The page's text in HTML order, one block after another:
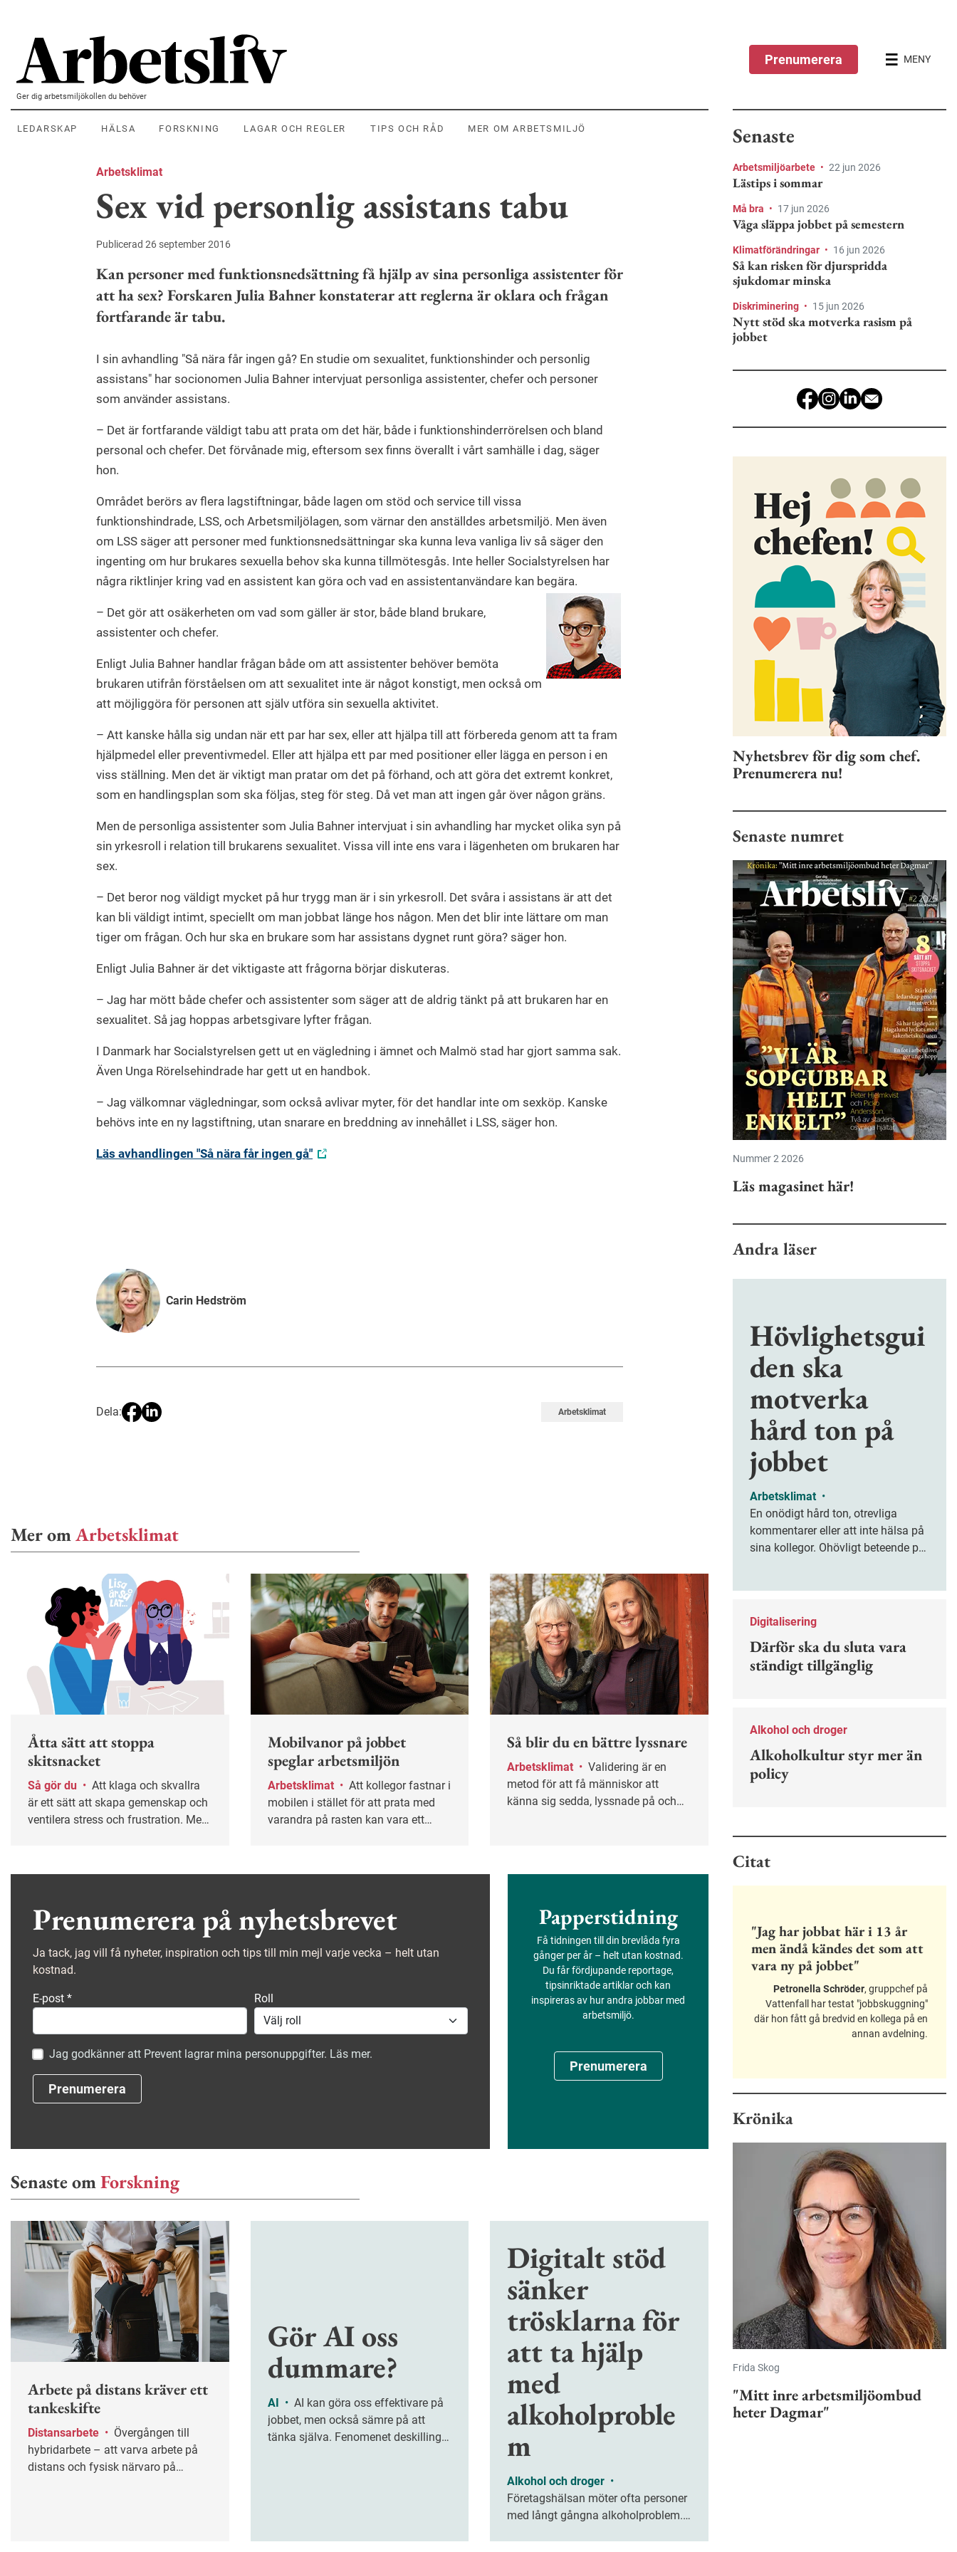
Ger dig arbetsmiljökollen du behöver
LEDARSKAP HÄLSA FORSKNING LAGAR OCH REGLER TIPS OCH RÅD MER OM ARBETSMILJÖ
Prenumerera MENY
Arbetsklimat
Sex vid personlig assistans tabu
Publicerad 26 september 2016
Kan personer med funktionsnedsättning få hjälp av sina personliga assistenter för
att ha sex? Forskaren Julia Bahner konstaterar att reglerna är oklara och frågan
fortfarande är tabu.
I sin avhandling "Så nära får ingen gå? En studie om sexualitet, funktionshinder och personlig
assistans" har socionomen Julia Bahner intervjuat personliga assistenter, chefer och personer
som använder assistans.
– Det är fortfarande väldigt tabu att prata om det här, både i funktionshinderrörelsen och bland
personal och chefer. Det förvånade mig, eftersom sex finns överallt i vårt samhälle i dag, säger
hon.
Området berörs av flera lagstiftningar, både lagen om stöd och service till vissa
funktionshindrade, LSS, och Arbetsmiljölagen, som värnar den anställdes arbetsmiljö. Men även
om LSS säger att personer med funktionsnedsättningar ska kunna leva vanliga liv så säger den
ingenting om hur brukares sexuella behov ska kunna tillmötesgås. Inte heller Socialstyrelsen har
några riktlinjer kring vad en assistent kan göra och vad en assistentanvändare kan begära.
– Det gör att osäkerheten om vad som gäller är stor, både bland brukare,
assistenter och chefer.
Enligt Julia Bahner handlar frågan både om att assistenter behöver bemöta
brukaren utifrån förståelsen om att sexualitet inte är något konstigt, men också om
att möjliggöra för personen att själv utföra sin sexuella aktivitet.
– Att kanske hålla sig undan när ett par har sex, eller att hjälpa till att förbereda genom att ta fram
hjälpmedel eller preventivmedel. Eller att hjälpa ett par med positioner eller lägga en person i en
viss ställning. Men det är viktigt man pratar om det på förhand, och att göra det extremt konkret,
som en handlingsplan som ska följas, steg för steg. Då vet man att ingen går över någon gräns.
Men de personliga assistenter som Julia Bahner intervjuat i sin avhandling har mycket olika syn på
sin yrkesroll i relation till brukarens sexualitet. Vissa vill inte ens vara i lägenheten om brukaren har
sex.
– Det beror nog väldigt mycket på hur trygg man är i sin yrkesroll. Det svåra i assistans är att det
kan bli väldigt intimt, speciellt om man jobbat länge hos någon. Men det blir inte lättare om man
tiger om frågan. Och hur ska en brukare som har assistans dygnet runt göra? säger hon.
Enligt Julia Bahner är det viktigaste att frågorna börjar diskuteras.
– Jag har mött både chefer och assistenter som säger att de aldrig tänkt på att brukaren har en
sexualitet. Så jag hoppas arbetsgivare lyfter frågan.
I Danmark har Socialstyrelsen gett ut en vägledning i ämnet och Malmö stad har gjort samma sak.
Även Unga Rörelsehindrade har gett ut en handbok.
– Jag välkomnar vägledningar, som också avlivar myter, för det handlar inte om sexköp. Kanske
behövs inte en ny lagstiftning, utan snarare en breddning av innehållet i LSS, säger hon.
Läs avhandlingen "Så nära får ingen gå"
Carin Hedström
Dela: Arbetsklimat
Mer omArbetsklimat
Åtta sätt att stoppa
skitsnacket
Så gör du •
är ett sätt att skapa gemenskap och
ventilera stress och frustration. Men
sämre trivsel, lägre produktivitet och
att bryta spiralen.
Mobilvanor på jobbet
speglar arbetsmiljön
Arbetsklimat •
mobilen i stället för att prata med
varandra på rasten kan vara ett
universitet.
Så blir du en bättre lyssnare
Arbetsklimat • Validering är en
metod för att få människor att
känna sig sedda, lyssnade på och
Prenumerera på nyhetsbrevet
Ja tack, jag vill få nyheter, inspiration och tips till min mejl varje vecka – helt utan
kostnad.
E-post * Roll
Jag godkänner att Prevent lagrar mina personuppgifter. Läs mer.
Prenumerera
Papperstidning
Få tidningen till din brevlåda fyra
gånger per år – helt utan kostnad.
Du får fördjupande reportage,
tipsinriktade artiklar och kan
inspireras av hur andra jobbar med
arbetsmiljö.
Prenumerera
Senaste omForskning
Arbete på distans kräver ett
tankeskifte
Distansarbete •
hybridarbete – att varva arbete på
distans och fysisk närvaro på
Gör AI oss
dummare?
AI •
jobbet, men också sämre på att
tänka själva. Fenomenet deskilling
Digitalt stöd
sänker
trösklarna för
att ta hjälp
med
alkoholproble
m
Alkohol och droger •
Företagshälsan möter ofta personer
med långt gångna alkoholproblem.
Senaste
Arbetsmiljöarbete • 22 jun 2026
Lästips i sommar
Må bra • 17 jun 2026
Våga släppa jobbet på semestern
Klimatförändringar • 16 jun 2026
Så kan risken för djurspridda
sjukdomar minska
Diskriminering • 15 jun 2026
Nytt stöd ska motverka rasism på
jobbet
Nyhetsbrev för dig som chef.
Prenumerera nu!
Senaste numret
Nummer 2 2026
Läs magasinet här!
Andra läser
Hövlighetsgui
den ska
motverka
hård ton på
jobbet
Arbetsklimat •
En onödigt hård ton, otrevliga
kommentarer eller att inte hälsa på
sina kollegor. Ohövligt beteende på
förebygga ohövligt beteende på
Digitalisering
Därför ska du sluta vara
ständigt tillgänglig
Alkohol och droger
Alkoholkultur styr mer än
policy
Citat
"Jag har jobbat här i 13 år
men ändå kändes det som att
vara ny på jobbet"
Petronella Schröder, gruppchef på
Vattenfall har testat "jobbskuggning"
där hon fått gå bredvid en kollega på en
annan avdelning.
Krönika
Frida Skog
"Mitt inre arbetsmiljöombud
heter Dagmar"